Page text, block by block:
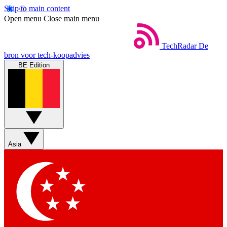
Skip to main content
Open menu Close main menu
TechRadar De
bron voor tech-koopadvies
BE Edition
Asia